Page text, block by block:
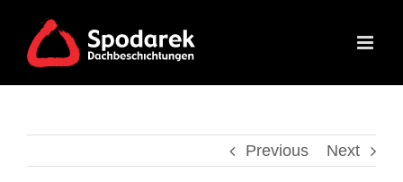
content
Previous Next